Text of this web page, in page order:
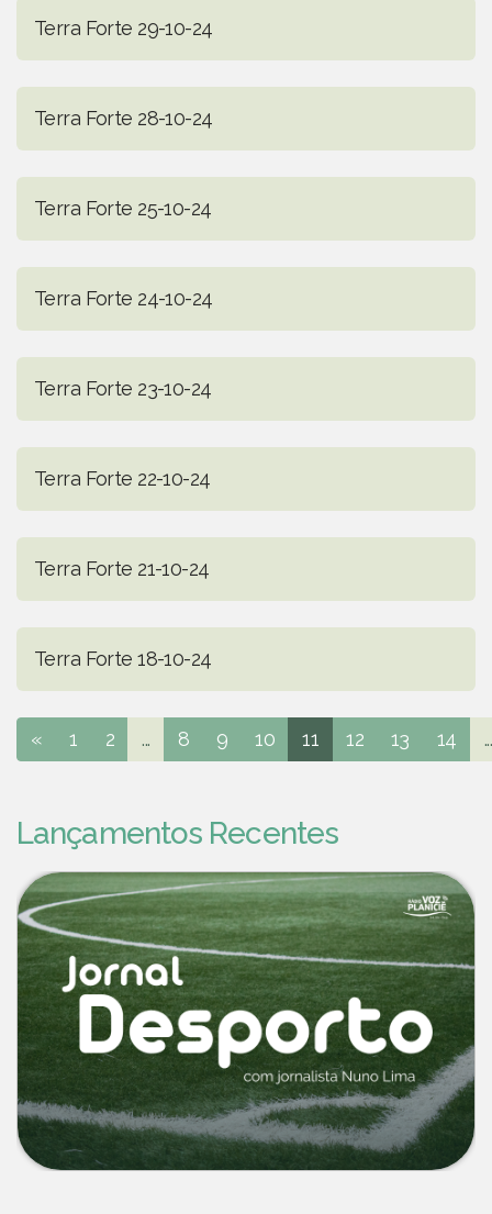
Terra Forte 29-10-24
Terra Forte 28-10-24
Terra Forte 25-10-24
Terra Forte 24-10-24
Terra Forte 23-10-24
Terra Forte 22-10-24
Terra Forte 21-10-24
Terra Forte 18-10-24
« 1 2 ... 8 9 10 11 12 13 14 ...
Lançamentos Recentes